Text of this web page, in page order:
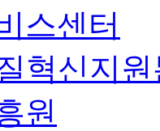
스센터
혁신지
원